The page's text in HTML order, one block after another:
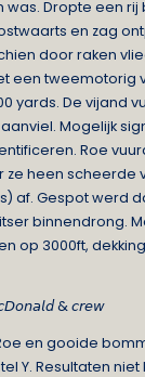
Dropte een rij
en zag
door raken
een tweemotorig
yards. De vijand
Mogelijk
Roe
ze heen scheerde
af. Gespot werd
binnendrong.
op 3000ft,
& 𝘤𝘳𝘦𝘸
en gooide
Y. Resultaten niet